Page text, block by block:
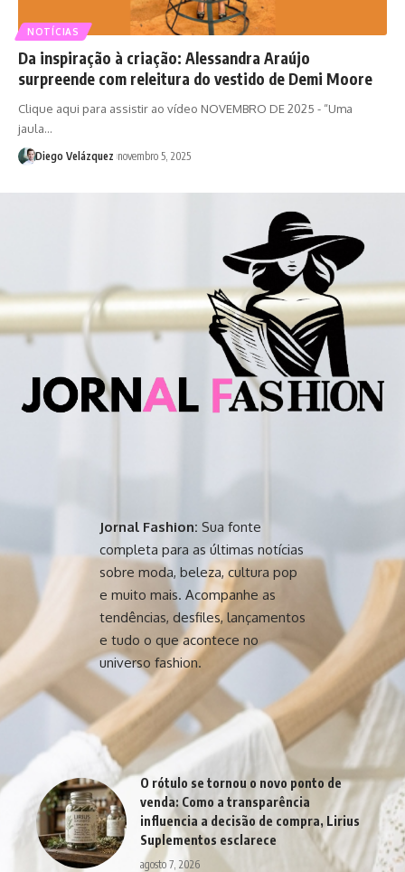
NOTÍCIAS
Da inspiração à criação: Alessandra Araújo
surpreende com releitura do vestido de Demi Moore
Clique aqui para assistir ao vídeo NOVEMBRO DE 2025 - “Uma
jaula…
Diego Velázquez novembro 5, 2025
Jornal Fashion: Sua fonte
completa para as últimas notícias
sobre moda, beleza, cultura pop
e muito mais. Acompanhe as
tendências, desfiles, lançamentos
e tudo o que acontece no
universo fashion.
O rótulo se tornou o novo ponto de
venda: Como a transparência
influencia a decisão de compra, Lirius
Suplementos esclarece
agosto 7, 2026